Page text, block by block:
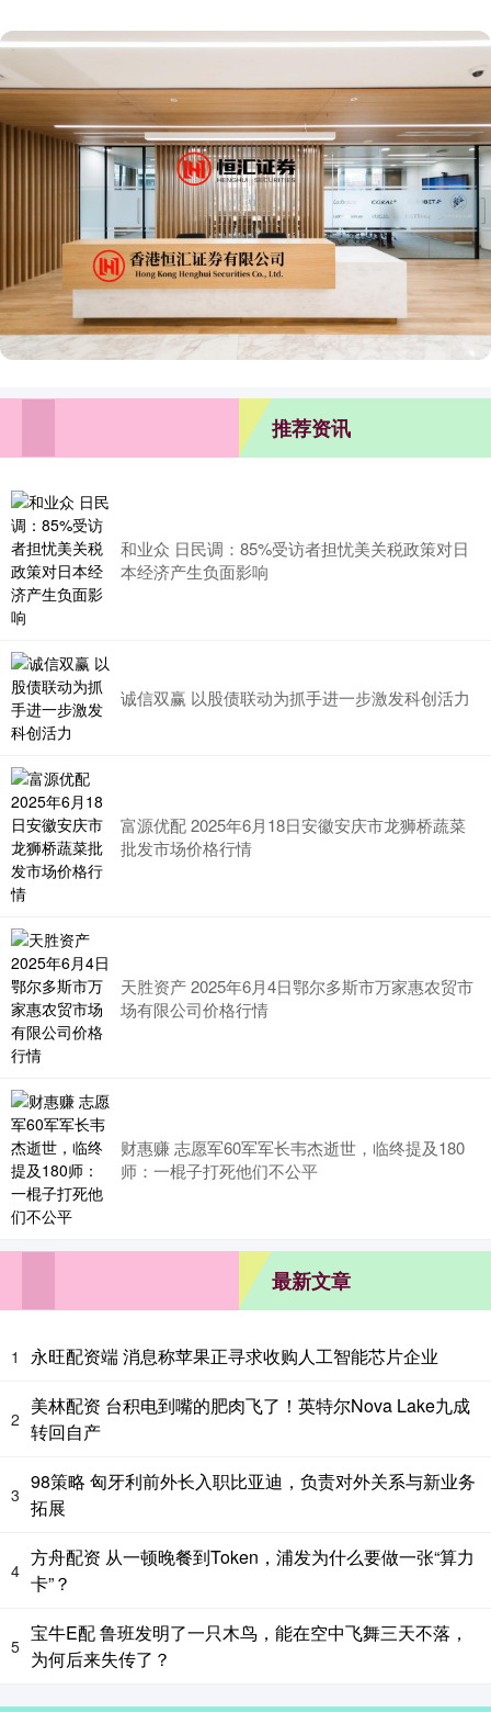
推荐资讯
和业众 日民调：85%受访者担忧美关税政策对日
本经济产生负面影响
诚信双赢 以股债联动为抓手进一步激发科创活力
富源优配 2025年6月18日安徽安庆市龙狮桥蔬菜
批发市场价格行情
天胜资产 2025年6月4日鄂尔多斯市万家惠农贸市
场有限公司价格行情
财惠赚 志愿军60军军长韦杰逝世，临终提及180
师：一棍子打死他们不公平
最新文章
1 永旺配资端 消息称苹果正寻求收购人工智能芯片企业
2
美林配资 台积电到嘴的肥肉飞了！英特尔Nova Lake九成
转回自产
3
98策略 匈牙利前外长入职比亚迪，负责对外关系与新业务
拓展
4
方舟配资 从一顿晚餐到Token，浦发为什么要做一张“算力
卡”？
5
宝牛E配 鲁班发明了一只木鸟，能在空中飞舞三天不落，
为何后来失传了？